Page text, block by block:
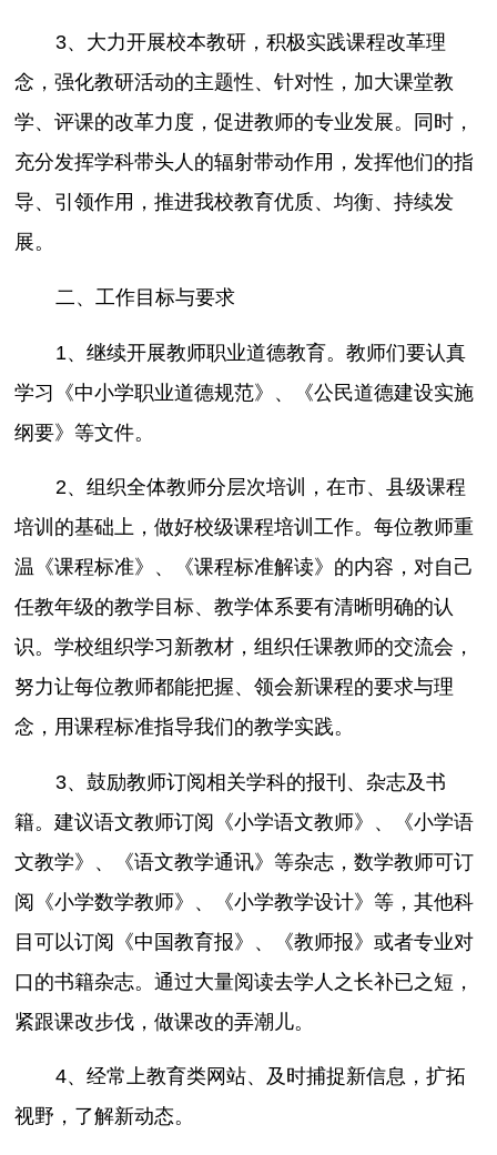
3、大力开展校本教研，积极实践课程改革理
念，强化教研活动的主题性、针对性，加大课堂教
学、评课的改革力度，促进教师的专业发展。同时，
充分发挥学科带头人的辐射带动作用，发挥他们的指
导、引领作用，推进我校教育优质、均衡、持续发
展。
二、工作目标与要求
1、继续开展教师职业道德教育。教师们要认真
学习《中小学职业道德规范》、《公民道德建设实施
纲要》等文件。
2、组织全体教师分层次培训，在市、县级课程
培训的基础上，做好校级课程培训工作。每位教师重
温《课程标准》、《课程标准解读》的内容，对自己
任教年级的教学目标、教学体系要有清晰明确的认
识。学校组织学习新教材，组织任课教师的交流会，
努力让每位教师都能把握、领会新课程的要求与理
念，用课程标准指导我们的教学实践。
3、鼓励教师订阅相关学科的报刊、杂志及书
籍。建议语文教师订阅《小学语文教师》、《小学语
文教学》、《语文教学通讯》等杂志，数学教师可订
阅《小学数学教师》、《小学教学设计》等，其他科
目可以订阅《中国教育报》、《教师报》或者专业对
口的书籍杂志。通过大量阅读去学人之长补已之短，
紧跟课改步伐，做课改的弄潮儿。
4、经常上教育类网站、及时捕捉新信息，扩拓
视野，了解新动态。